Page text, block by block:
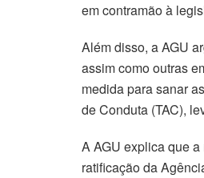
em contramão à
Além disso, a AGU
assim como outras
medida para sanar
de Conduta (TAC),
A AGU explica que
ratificação da